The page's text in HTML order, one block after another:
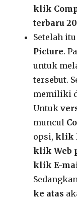
klik
terbaru
Setelah
Picture.
untuk
tersebut.
memiliki
Untuk
muncul
opsi,klik
klik Web
klik E-
ke atas